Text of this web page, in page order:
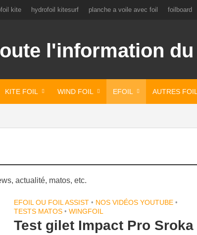
kite hydrofoil kitesurf planche a voile avec foil foilboard
KITE FOIL WIND FOIL EFOIL AUTRES FOIL
actualité, matos, etc.
EFOIL OU FOIL ASSIST • NOS VIDÉOS YOUTUBE •
TESTS MATOS • WINGFOIL
Test gilet Impact Pro Sroka